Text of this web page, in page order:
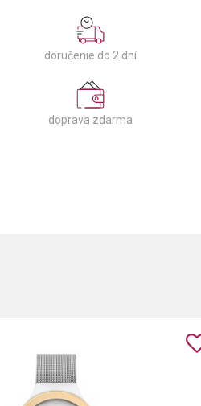
doručenie do 2 dní
doprava zdarma